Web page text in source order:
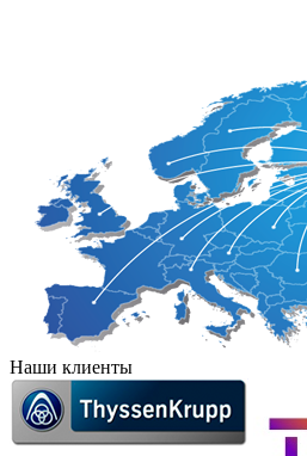
Наши клиенты